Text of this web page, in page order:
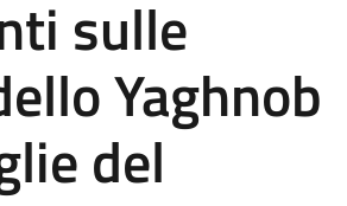
sulle
Yaghnob
del